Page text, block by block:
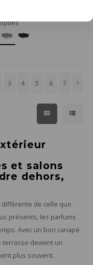
3 4 5 6 7
et salons
dehors,
de celle que
présents, les parfums
Avec un bon canapé
terrasse devient un
plus souvent.